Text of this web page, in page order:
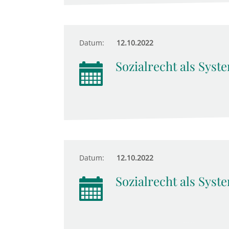
Datum: 12.10.2022
Sozialrecht als
Datum: 12.10.2022
Sozialrecht als